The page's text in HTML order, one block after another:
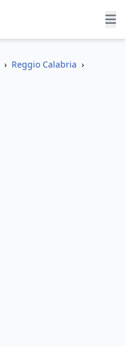
› Reggio Calabria ›